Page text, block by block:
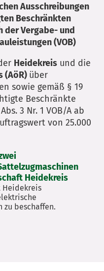
Ausschreibungen
Beschränkten
der Vergabe- und
(VOB)
Heidekreis und die
(AöR) über
sowie gemäß § 19
Beschränkte
3 Nr. 1 VOB/A ab
von 25.000
Heidekreis
Heidekreis
zu beschaffen.